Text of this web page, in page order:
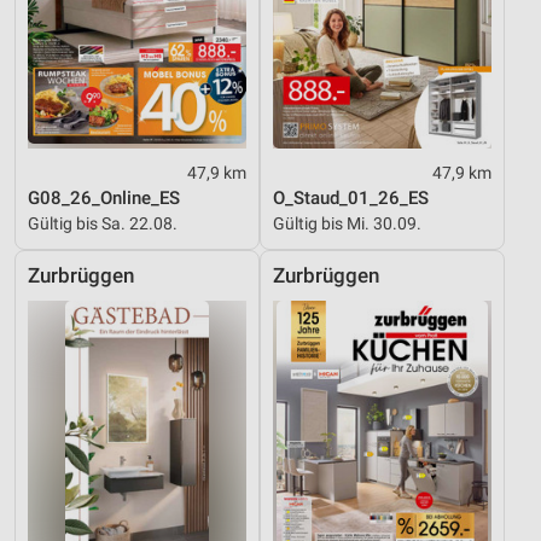
47,9 km
G08_26_Online_ES
Gültig bis Sa. 22.08.
47,9 km
O_Staud_01_26_ES
Gültig bis Mi. 30.09.
Zurbrüggen Zurbrüggen
Messung der Werbeleistung
Messung der Performance von Inhalten
Analyse von Zielgruppen durch Statistiken oder
Kombinationen von Daten aus verschiedenen
Entwicklung und Verbesserung der Angebote
Verwendung reduzierter Daten zur Auswahl von
Inhalten
IAB-Besonderheiten:
Verwendung genauer Standortdaten
Geräte anhand von aktiv angeforderten
Informationen identifizieren
Nicht-IAB-Verarbeitungszwecke:
Notwendig